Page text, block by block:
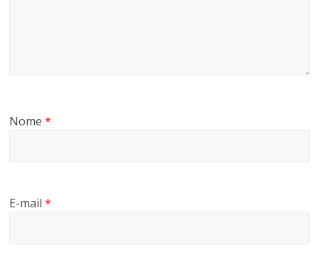
Nome*
E-mail*